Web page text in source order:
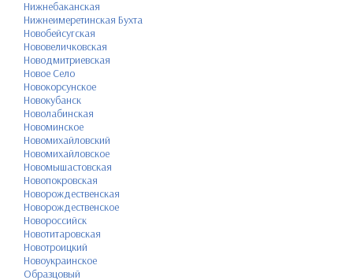
Нижнебаканская
Нижнеимеретинская Бухта
Новобейсугская
Нововеличковская
Новодмитриевская
Новое Село
Новокорсунское
Новокубанск
Новолабинская
Новоминское
Новомихайловский
Новомихайловское
Новомышастовская
Новопокровская
Новорождественская
Новорождественское
Новороссийск
Новотитаровская
Новотроицкий
Новоукраинское
Образцовый